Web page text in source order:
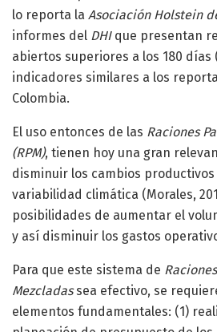
lo reporta la Asociación Holstein
informes del DHIque presentan
abiertos superiores a los 180 días
indicadores similares a los
Colombia.
El uso entonces de las Raciones
(RPM), tienen hoy una gran
disminuir los cambios
variabilidad climática (Morales,
posibilidades de aumentar el
y así disminuir los gastos
Para que este sistema de
Mezcladassea efectivo, se
elementos fundamentales: (1)